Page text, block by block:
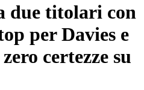
due titolari con
per Davies e
certezze su